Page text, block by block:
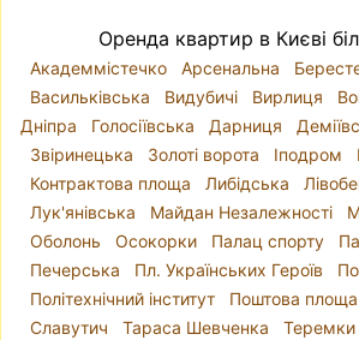
Оболонський , Печерський,
Святошинський, Солом'янський
Шевченківський знаходяться на
березі, а Дарницький,
Дніпровський - на лівому. Проте,
мова про вибір локації для
краще орієнтуватися на
адміністративні райони часто
себе різні за класом та
проживання варіанти квартир.
Шевченківський район - це і
Оренда квартир в Києві
Академмістечко Арсенальна
Васильківська
Видубичі Вирлиця
Дніпра
Голосіївська Дарниця
Звіринецька
Золоті ворота Іподром
Контрактова площа
Либідська
Лук'янівська
Майдан Незалежності
Оболонь
Осокорки Палац спорту
Печерська
Пл. Українських Героїв
Політехнічний інститут
Поштова площа
Славутич
Тараса Шевченка Теремки